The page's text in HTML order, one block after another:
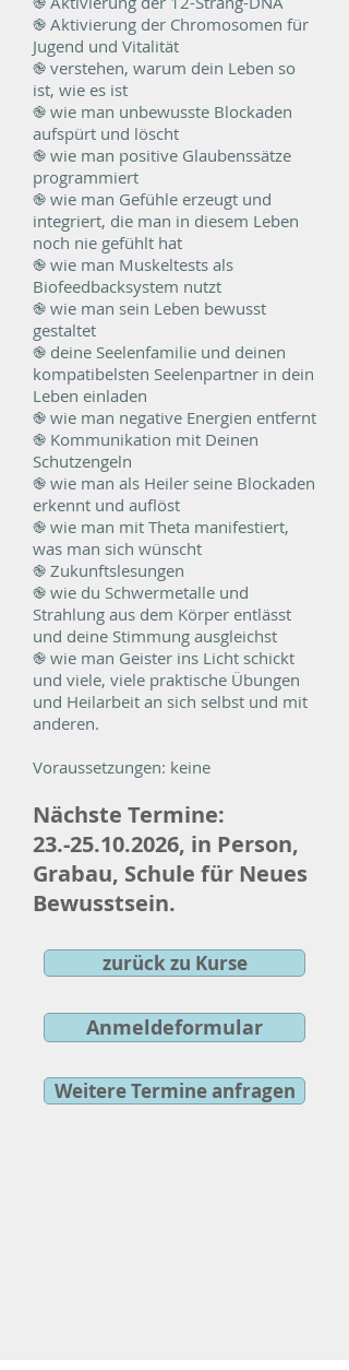
֎ Aktivierung der Chromosomen für
Jugend und Vitalität
֎ verstehen, warum dein Leben so
ist, wie es ist
֎ wie man unbewusste Blockaden
aufspürt und löscht
֎ wie man positive Glaubenssätze
programmiert
֎ wie man Gefühle erzeugt und
integriert, die man in diesem Leben
noch nie gefühlt hat
֎ wie man Muskeltests als
Biofeedbacksystem nutzt
֎ wie man sein Leben bewusst
gestaltet
֎ deine Seelenfamilie und deinen
kompatibelsten Seelenpartner in dein
Leben einladen
֎ wie man negative Energien entfernt
֎ Kommunikation mit Deinen
Schutzengeln
֎ wie man als Heiler seine Blockaden
erkennt und auflöst
֎ wie man mit Theta manifestiert,
was man sich wünscht
֎ Zukunftslesungen
֎ wie du Schwermetalle und
Strahlung aus dem Körper entlässt
und deine Stimmung ausgleichst
֎ wie man Geister ins Licht schickt
und viele, viele praktische Übungen
und Heilarbeit an sich selbst und mit
anderen.
Voraussetzungen: keine
Nächste Termine:
23.-25.10.2026, in Person,
Grabau, Schule für Neues
Bewusstsein.
zurück zu Kurse
Anmeldeformular
Weitere Termine anfragen